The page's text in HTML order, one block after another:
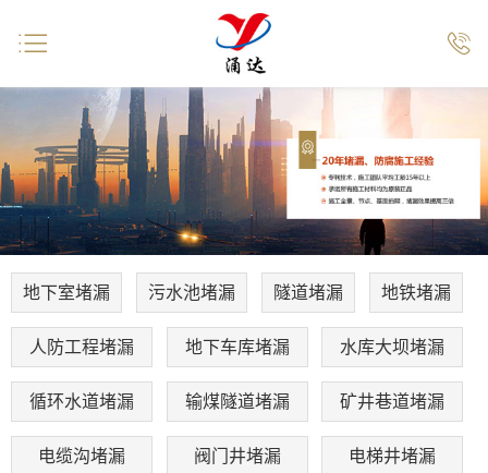
地下室堵漏 污水池堵漏 隧道堵漏 地铁堵漏
人防工程堵漏 地下车库堵漏 水库大坝堵漏
循环水道堵漏 输煤隧道堵漏 矿井巷道堵漏
电缆沟堵漏 阀门井堵漏 电梯井堵漏
 